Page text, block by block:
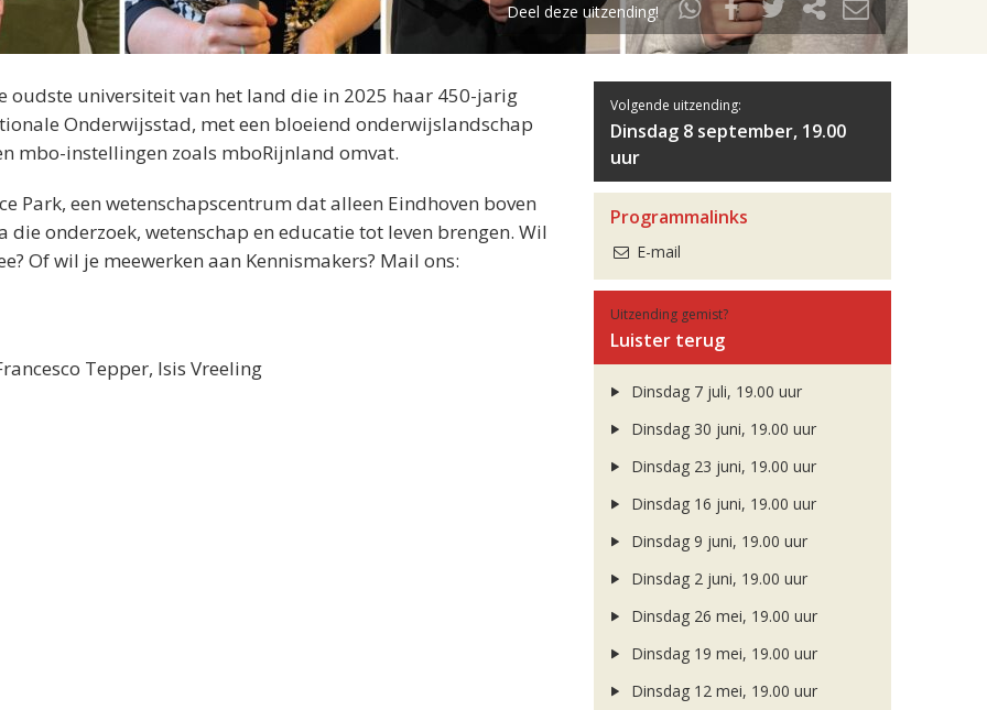
Deel deze uitzending!
oudste universiteit van het land die in 2025 haar 450-jarig
Onderwijsstad, met een bloeiend onderwijslandschap
mbo-instellingen zoals mboRijnland omvat.
Park, een wetenschapscentrum dat alleen Eindhoven boven
die onderzoek, wetenschap en educatie tot leven brengen. Wil
Of wil je meewerken aan Kennismakers? Mail ons:
Tepper, Isis Vreeling
Volgende uitzending:
Dinsdag 8 september, 19.00
uur
Programmalinks
E-mail
Uitzending gemist?
Luister terug
Dinsdag 7 juli, 19.00 uur
Dinsdag 30 juni, 19.00 uur
Dinsdag 23 juni, 19.00 uur
Dinsdag 16 juni, 19.00 uur
Dinsdag 9 juni, 19.00 uur
Dinsdag 2 juni, 19.00 uur
Dinsdag 26 mei, 19.00 uur
Dinsdag 19 mei, 19.00 uur
Dinsdag 12 mei, 19.00 uur